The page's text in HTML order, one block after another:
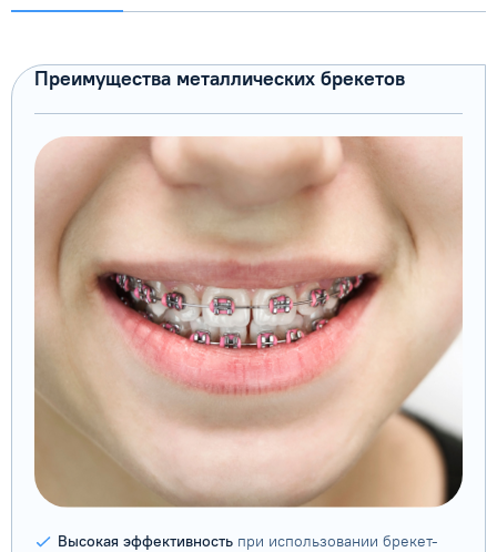
Преимущества металлических брекетов
Высокая эффективность при использовании брекет-